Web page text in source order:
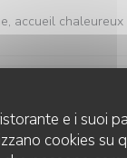
e i suoi
cookies su
accueil chaleureux
- Ospiti 2
: 5/5 Cucina: 5/